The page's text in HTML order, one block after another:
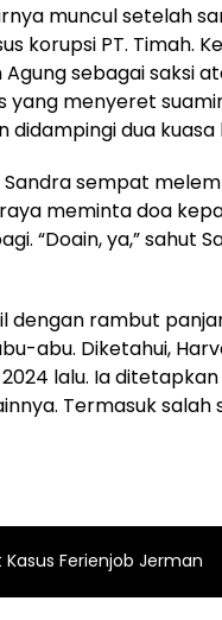
muncul setelah
korupsi PT. Timah.
sebagai saksi
yang menyeret
didampingi dua
sempat
meminta doa
“Doain, ya,” sahut
dengan rambut
abu. Diketahui,
lalu. Ia
Termasuk salah
Ferienjob Jerman